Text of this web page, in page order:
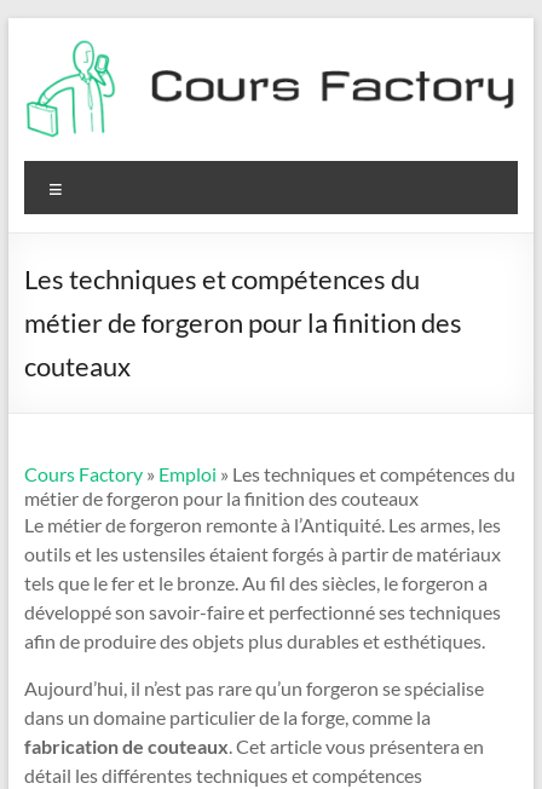
contenu
Cours
Factory
Les techniques et compétences du
métier de forgeron pour la finition des
couteaux
Cours Factory» Emploi » Les techniques et compétences du
métier de forgeron pour la finition des couteaux
Le métier de forgeron remonte à l’Antiquité. Les armes, les
outils et les ustensiles étaient forgés à partir de matériaux
tels que le fer et le bronze. Au fil des siècles, le forgeron a
développé son savoir-faire et perfectionné ses techniques
afin de produire des objets plus durables et esthétiques.
Aujourd’hui, il n’est pas rare qu’un forgeron se spécialise
dans un domaine particulier de la forge, comme la
fabrication de couteaux. Cet article vous présentera en
détail les différentes techniques et compétences